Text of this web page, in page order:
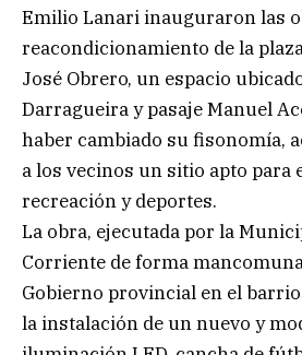
Emilio Lanari inauguraron las
reacondicionamiento de la
José Obrero, un espacio
Darragueira y pasaje Manuel
haber cambiado su fisonomía,
a los vecinos un sitio apto para
recreación y deportes.
La obra, ejecutada por la
Corriente de forma
Gobierno provincial en el
la instalación de un nuevo y